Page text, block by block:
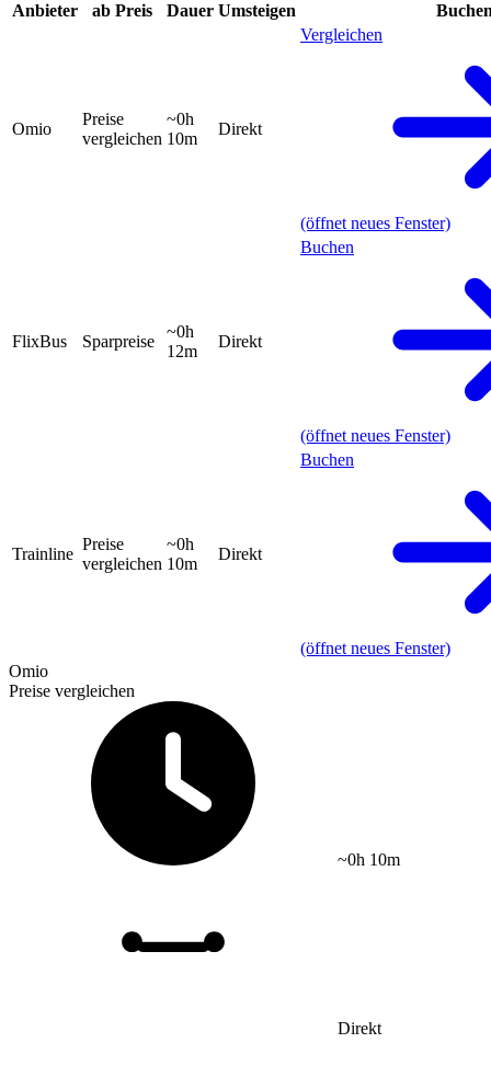
Anbieter ab Preis Dauer Umsteigen
Omio
Preise
vergleichen
~0h
10m
Direkt
Vergleichen
(öffnet neues Fenster)
FlixBus Sparpreise
~0h
12m
Direkt
Buchen
(öffnet neues Fenster)
Trainline
Preise
vergleichen
~0h
10m
Direkt
Buchen
(öffnet neues Fenster)
Omio
Preise vergleichen
~0h 10m
Direkt